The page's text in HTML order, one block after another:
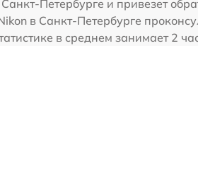
Петербурге и привезет
в Санкт-Петербурге
в среднем занимает 2